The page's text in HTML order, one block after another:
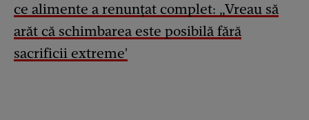
ce alimente a renunțat complet: „Vreau să
arăt că schimbarea este posibilă fără
sacrificii extreme'